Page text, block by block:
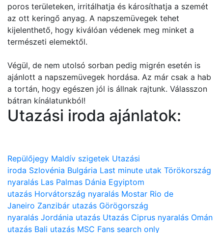
poros területeken, irritálhatja és károsíthatja a szemét
az ott keringő anyag. A napszemüvegek tehet
kijelenthető, hogy kiválóan védenek meg minket a
természeti elemektől.
Végül, de nem utolsó sorban pedig migrén esetén is
ajánlott a napszemüvegek hordása. Az már csak a hab
a tortán, hogy egészen jól is állnak rajtunk. Válasszon
bátran kínálatunkból!
Utazási iroda ajánlatok:
Repülőjegy Maldív szigetek Utazási
iroda Szlovénia Bulgária Last minute utak Törökország
nyaralás Las Palmas Dánia Egyiptom
utazás Horvátország nyaralás Mostar Rio de
Janeiro Zanzibár utazás Görögország
nyaralás Jordánia utazás Utazás Ciprus nyaralás Omán
utazás Bali utazás MSC Fans search only